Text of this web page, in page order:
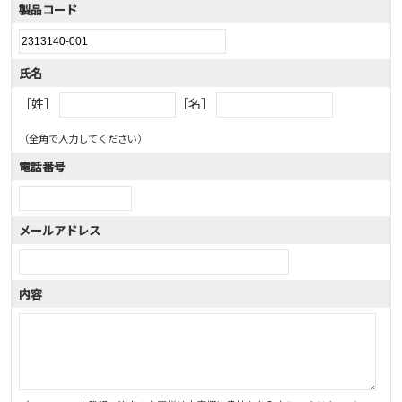
製品コード
氏名
［姓］ ［名］
（全角で入力してください）
電話番号
メールアドレス
内容